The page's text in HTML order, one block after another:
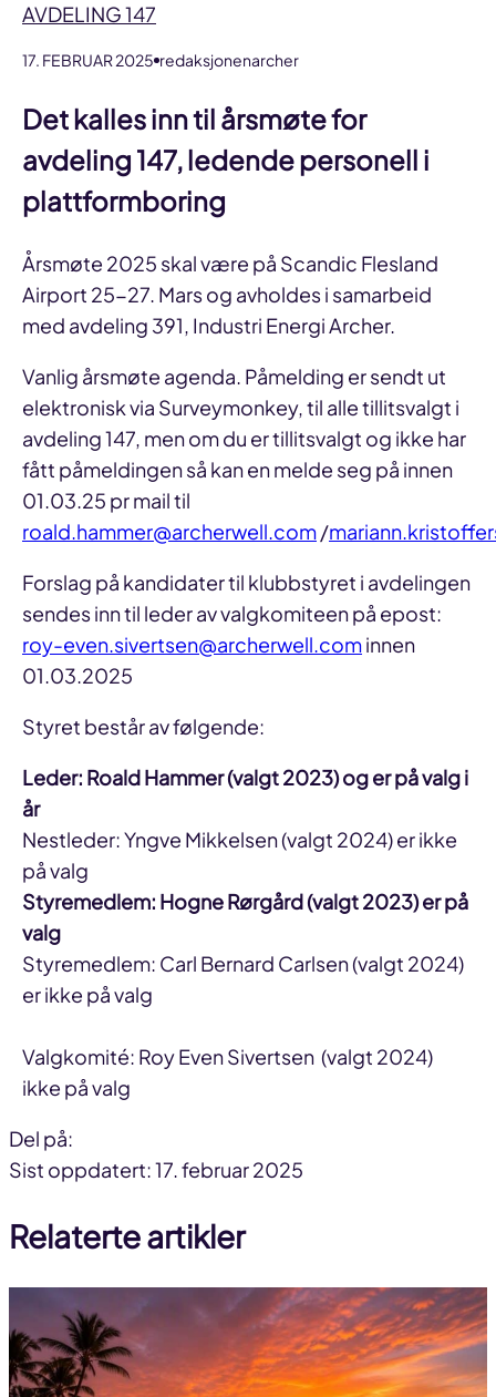
AVDELING 147
17. FEBRUAR 2025 redaksjonenarcher
Det kalles inn til årsmøte for
avdeling 147, ledende personell i
plattformboring
Årsmøte 2025 skal være på Scandic Flesland
Airport 25-27. Mars og avholdes i samarbeid
med avdeling 391, Industri Energi Archer.
Vanlig årsmøte agenda. Påmelding er sendt ut
elektronisk via Surveymonkey, til alle tillitsvalgt i
avdeling 147, men om du er tillitsvalgt og ikke har
fått påmeldingen så kan en melde seg på innen
01.03.25 pr mail til
roald.hammer@archerwell.com/
Forslag på kandidater til klubbstyret i avdelingen
sendes inn til leder av valgkomiteen på epost:
roy-even.sivertsen@archerwell.cominnen
01.03.2025
Styret består av følgende:
Leder: Roald Hammer (valgt 2023) og er på valg i
år
Nestleder: Yngve Mikkelsen (valgt 2024) er ikke
på valg
Styremedlem: Hogne Rørgård (valgt 2023) er på
valg
Styremedlem: Carl Bernard Carlsen (valgt 2024)
er ikke på valg
Valgkomité: Roy Even Sivertsen (valgt 2024)
ikke på valg
Del på:
Del
facebook
Del
linkedin
Del
Sist oppdatert: 17. februar 2025
Relaterte artikler